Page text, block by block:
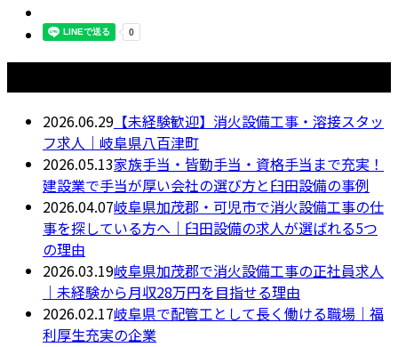
2026.06.29 【未経験歓迎】消火設備工事・溶接スタッ
フ求人｜岐阜県八百津町
2026.05.13家族手当・皆勤手当・資格手当まで充実！
建設業で手当が厚い会社の選び方と臼田設備の事例
2026.04.07岐阜県加茂郡・可児市で消火設備工事の仕
事を探している方へ｜臼田設備の求人が選ばれる5つ
の理由
2026.03.19岐阜県加茂郡で消火設備工事の正社員求人
｜未経験から月収28万円を目指せる理由
2026.02.17岐阜県で配管工として長く働ける職場｜福
利厚生充実の企業